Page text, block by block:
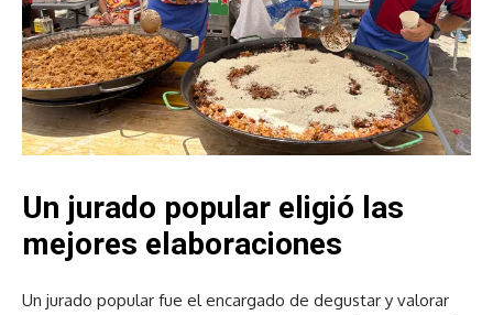
Un jurado popular eligió las
mejores elaboraciones
Un jurado popular fue el encargado de degustar y valorar